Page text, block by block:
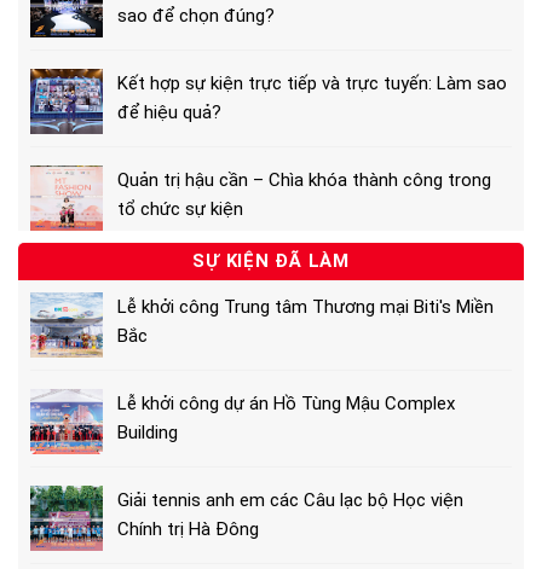
sao để chọn đúng?
Kết hợp sự kiện trực tiếp và trực tuyến: Làm sao
để hiệu quả?
Quản trị hậu cần – Chìa khóa thành công trong
tổ chức sự kiện
SỰ KIỆN ĐÃ LÀM
Lễ khởi công Trung tâm Thương mại Biti's Miền
Bắc
Lễ khởi công dự án Hồ Tùng Mậu Complex
Building
Giải tennis anh em các Câu lạc bộ Học viện
Chính trị Hà Đông